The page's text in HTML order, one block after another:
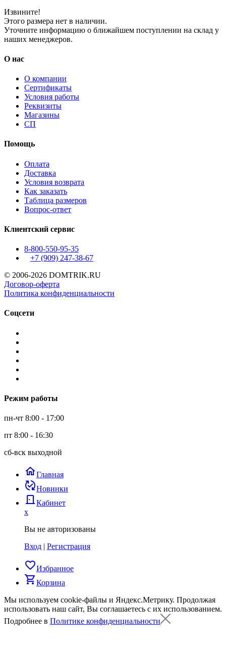
Извините!
Этого размера нет в наличии.
Уточните информацию о ближайшем поступлении на склад у
наших менеджеров.
О нас
О компании
Сертификаты
Условия работы
Реквизиты
Магазины
СП
Помощь
Оплата
Доставка
Условия возврата
Как заказать
Таблица размеров
Вопрос-ответ
Клиентский сервис
8-800-550-95-35
+7 (909) 247-38-67
© 2006-2026 DOMTRIK.RU
Договор-оферта
Политика конфиденциальности
Соцсети
Режим работы
пн-чт 8:00 - 17:00
пт 8:00 - 16:30
сб-вск выходной
homeГлавная
published_with_changesНовинки
door_back Кабинет
x
Вы не авторизованы
Вход | Регистрация
favorite_borderИзбранное
shopping_cartКорзина
Мы используем cookie-файлы и Яндекс.Метрику. Продолжая
использовать наш сайт, Вы соглашаетесь с их использованием.
Подробнее в Политике конфиденциальности